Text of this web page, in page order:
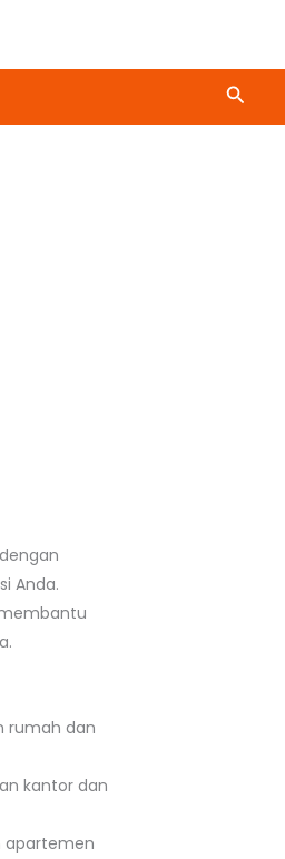
Cari
Anda.
rumah dan
kantor dan
apartemen